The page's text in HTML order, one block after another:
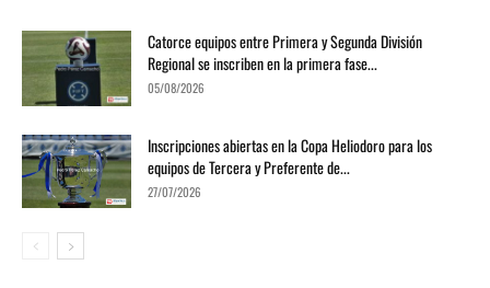
Catorce equipos entre Primera y Segunda División
Regional se inscriben en la primera fase...
05/08/2026
Inscripciones abiertas en la Copa Heliodoro para los
equipos de Tercera y Preferente de...
27/07/2026